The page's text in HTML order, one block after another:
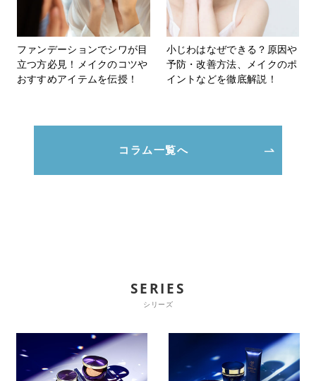
ファンデーションでシワが目
立つ方必見！メイクのコツや
おすすめアイテムを伝授！
小じわはなぜできる？原因や
予防・改善方法、メイクのポ
イントなどを徹底解説！
コラム一覧へ
SERIES
シリーズ